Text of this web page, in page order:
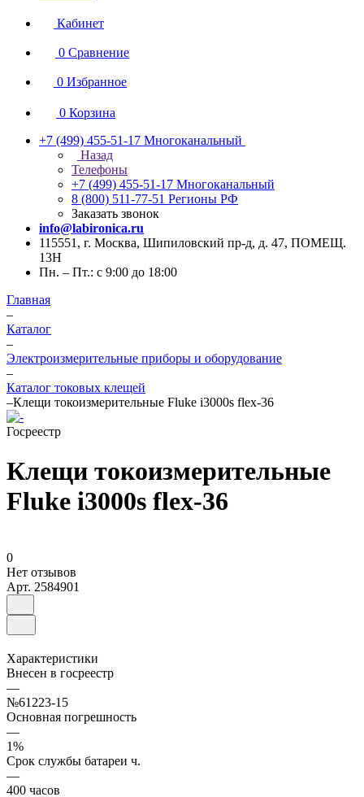
Кабинет
0 Сравнение
0 Избранное
0 Корзина
+7 (499) 455-51-17 Многоканальный
Назад
Телефоны
+7 (499) 455-51-17 Многоканальный
8 (800) 511-77-51 Регионы РФ
Заказать звонок
info@labironica.ru
115551, г. Москва, Шипиловский пр-д, д. 47, ПОМЕЩ.
13Н
Пн. – Пт.: с 9:00 до 18:00
Главная
–
Каталог
–
Электроизмерительные приборы и оборудование
–
Каталог токовых клещей
–Клещи токоизмерительные Fluke i3000s flex-36
Госреестр
Клещи токоизмерительные
Fluke i3000s flex-36
0
Нет отзывов
Арт. 2584901
Характеристики
Внесен в госреестр
—
№61223-15
Основная погрешность
—
1%
Срок службы батареи ч.
—
400 часов